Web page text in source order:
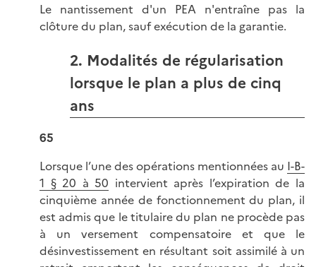
Le nantissement d'un PEA n'entraîne pas la
clôture du plan, sauf exécution de la garantie.
2. Modalités de régularisation
lorsque le plan a plus de cinq
ans
65
Lorsque l’une des opérations mentionnées au I-B-
1 § 20 à 50 intervient après l’expiration de la
cinquième année de fonctionnement du plan, il
est admis que le titulaire du plan ne procède pas
à un versement compensatoire et que le
désinvestissement en résultant soit assimilé à un